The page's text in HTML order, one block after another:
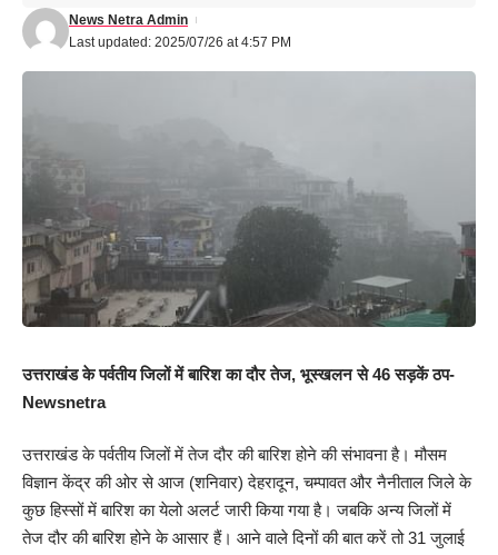
Last updated: 2025/07/26 at 4:57 PM
News Netra Admin
उत्तराखंड के पर्वतीय जिलों में बारिश का दौर तेज, भूस्खलन से 46 सड़कें ठप-
Newsnetra
उत्तराखंड के पर्वतीय जिलों में तेज दौर की बारिश होने की संभावना है। मौसम
विज्ञान केंद्र की ओर से आज (शनिवार) देहरादून, चम्पावत और नैनीताल जिले के
कुछ हिस्सों में बारिश का येलो अलर्ट जारी किया गया है। जबकि अन्य जिलों में
तेज दौर की बारिश होने के आसार हैं। आने वाले दिनों की बात करें तो 31 जुलाई